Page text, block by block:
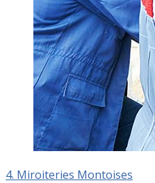
4. Miroiteries Montoises